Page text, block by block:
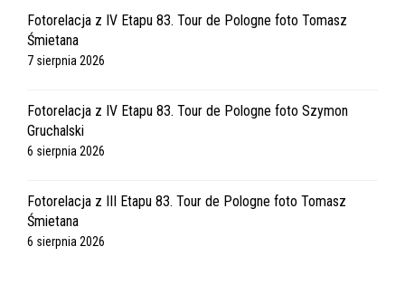
Fotorelacja z IV Etapu 83. Tour de Pologne foto Tomasz
Śmietana
7 sierpnia 2026
Fotorelacja z IV Etapu 83. Tour de Pologne foto Szymon
Gruchalski
6 sierpnia 2026
Fotorelacja z III Etapu 83. Tour de Pologne foto Tomasz
Śmietana
6 sierpnia 2026